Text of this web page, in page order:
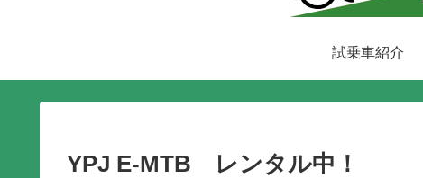
試乗車紹介
YPJ E-MTB レンタル中！